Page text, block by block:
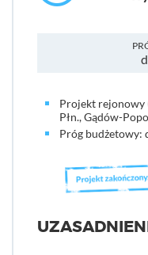
Projekt rejonowy
Płn., Gądów-
Próg budżetowy: